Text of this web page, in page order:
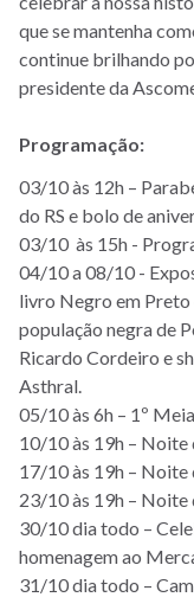
que se mantenha
continue brilhando
presidente da
Programação:
03/10 às 12h –
do RS e bolo de
03/10 às 15h -
04/10 a 08/10 -
livro Negro em
população negra de
Ricardo Cordeiro e
Asthral.
05/10 às 6h – 1º
10/10 às 19h – Noite
17/10 às 19h – Noite
23/10 às 19h – Noite
30/10 dia todo –
homenagem ao
31/10 dia todo –